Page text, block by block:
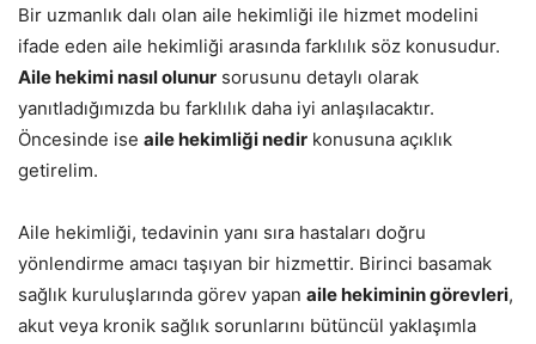
Bir uzmanlık dalı olan aile hekimliği ile hizmet modelini
ifade eden aile hekimliği arasında farklılık söz konusudur.
Aile hekimi nasıl olunur sorusunu detaylı olarak
yanıtladığımızda bu farklılık daha iyi anlaşılacaktır.
Öncesinde ise aile hekimliği nedir konusuna açıklık
getirelim.
Aile hekimliği, tedavinin yanı sıra hastaları doğru
yönlendirme amacı taşıyan bir hizmettir. Birinci basamak
sağlık kuruluşlarında görev yapan aile hekiminin görevleri,
akut veya kronik sağlık sorunlarını bütüncül yaklaşımla